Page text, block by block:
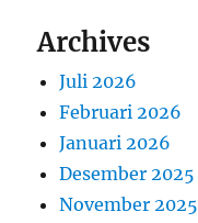
Archives
Juli 2026
Februari 2026
Januari 2026
Desember 2025
November 2025